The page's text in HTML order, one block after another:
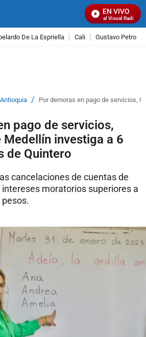
EN VIVO
Señal Visual Radio
De La Espriella Cali Gustavo Petro
Antioquia / Por demoras en pago de servicios,
pago de servicios,
investiga a 6
de Quintero
cancelaciones de cuentas de
moratorios superiores a
pesos.